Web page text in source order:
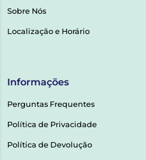
Sobre Nós
Localização e Horário
Informações
Perguntas Frequentes
Política de Privacidade
Política de Devolução